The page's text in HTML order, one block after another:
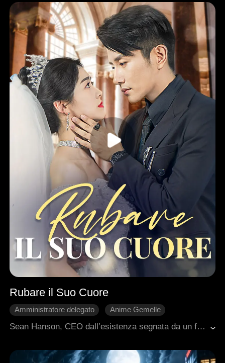
Rubare il Suo Cuore
Amministratore delegato
Anime Gemelle
Innamoramento Graduale
Sean Hanson, CEO dall’esistenza segnata da un fato crudele, non può vivere oltre i trent’anni a causa di una rara condizione fisica. Ma scopre che Emma, una studentessa universitaria squattrinata, è l’unica donna al mondo in grado di salvarlo. Disposto a tutto pur di sopravvivere, Sean la sposa senza nemmeno chiederle il consenso. Tuttavia, quando scopre che salvare la sua vita metterebbe Emma in pericolo, Sean si ritrova dilaniato da un straziante dilemma: il suo amore crescente per lei contro l’istinto di sopravvivenza. Abituato a controllare ogni cosa, ora deve affrontare l’unica minaccia che non può comprare né manipolare: il prezzo del suo amore.